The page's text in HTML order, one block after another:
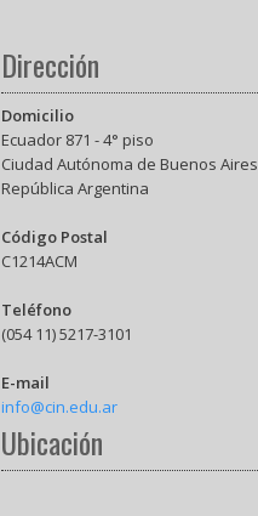
Dirección
Domicilio
Ecuador 871 - 4° piso
Ciudad Autónoma de Buenos Aires
República Argentina
Código Postal
C1214ACM
Teléfono
(054 11) 5217-3101
E-mail
info@cin.edu.ar
Ubicación